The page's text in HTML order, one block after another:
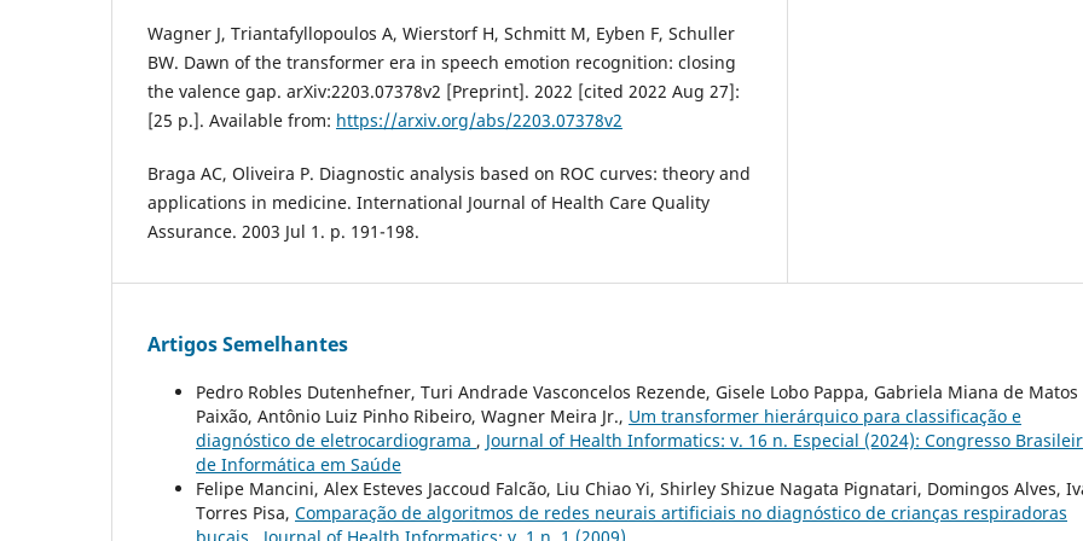
Wagner J, Triantafyllopoulos A, Wierstorf H, Schmitt M, Eyben F, Schuller
BW. Dawn of the transformer era in speech emotion recognition: closing
the valence gap. arXiv:2203.07378v2 [Preprint]. 2022 [cited 2022 Aug 27]:
[25 p.]. Available from: https://arxiv.org/abs/2203.07378v2
Braga AC, Oliveira P. Diagnostic analysis based on ROC curves: theory and
applications in medicine. International Journal of Health Care Quality
Assurance. 2003 Jul 1. p. 191-198.
Artigos Semelhantes
Pedro Robles Dutenhefner, Turi Andrade Vasconcelos Rezende, Gisele Lobo Pappa, Gabriela Miana de Matos
Paixão, Antônio Luiz Pinho Ribeiro, Wagner Meira Jr., Um transformer hierárquico para classificação e
diagnóstico de eletrocardiograma , Journal of Health Informatics: v. 16 n. Especial (2024): Congresso
de Informática em Saúde
Felipe Mancini, Alex Esteves Jaccoud Falcão, Liu Chiao Yi, Shirley Shizue Nagata Pignatari, Domingos Alves,
Torres Pisa, Comparação de algoritmos de redes neurais artificiais no diagnóstico de crianças respiradoras